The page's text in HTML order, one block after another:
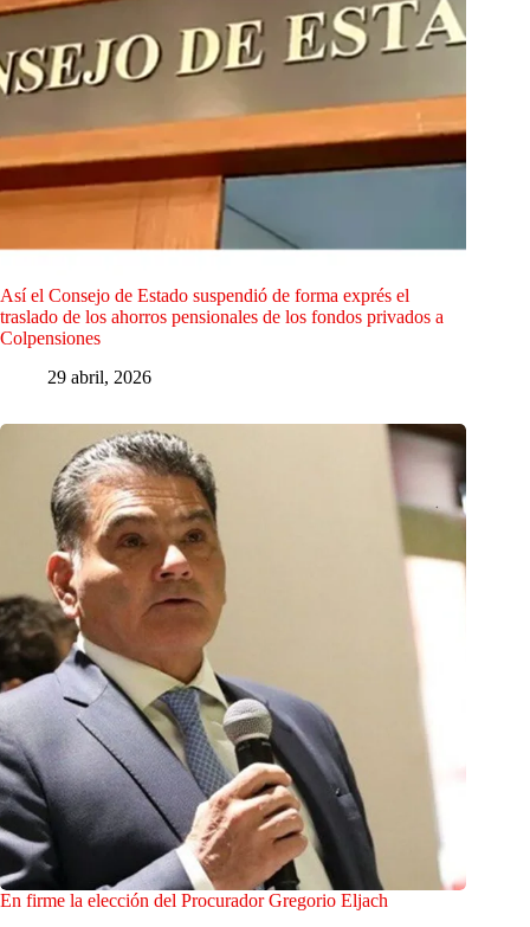
Así el Consejo de Estado suspendió de forma exprés el
traslado de los ahorros pensionales de los fondos privados a
Colpensiones
29 abril, 2026
En firme la elección del Procurador Gregorio Eljach